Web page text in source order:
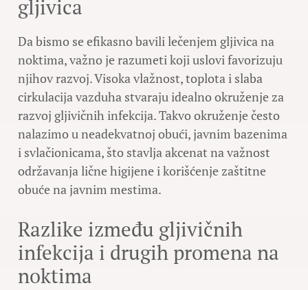
gljivica
Da bismo se efikasno bavili lečenjem gljivica na
noktima, važno je razumeti koji uslovi favorizuju
njihov razvoj. Visoka vlažnost, toplota i slaba
cirkulacija vazduha stvaraju idealno okruženje za
razvoj gljivičnih infekcija. Takvo okruženje često
nalazimo u neadekvatnoj obući, javnim bazenima
i svlačionicama, što stavlja akcenat na važnost
održavanja lične higijene i korišćenje zaštitne
obuće na javnim mestima.
Razlike između gljivičnih
infekcija i drugih promena na
noktima